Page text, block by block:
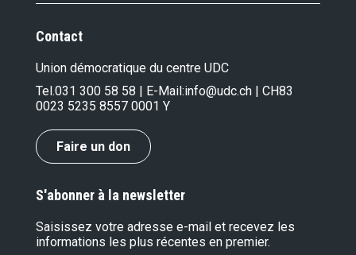
Contact
Union démocratique du centre UDC
Tel.031 300 58 58 | E-Mail:info@udc.ch | CH83
0023 5235 8557 0001 Y
Faire un don
S'abonner à la newsletter
Saisissez votre adresse e-mail et recevez les
informations les plus récentes en premier.